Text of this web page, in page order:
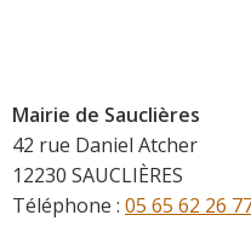
Mairie de Sauclières
42 rue Daniel Atcher
12230 SAUCLIÈRES
Téléphone : 05 65 62 26